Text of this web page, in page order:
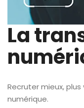
La
Recruter mieux,
numérique.